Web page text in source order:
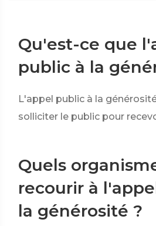
Qu'est-ce que
public à la
L'appel public à la
solliciter le public pour
Quels
recourir à
la générosité ?